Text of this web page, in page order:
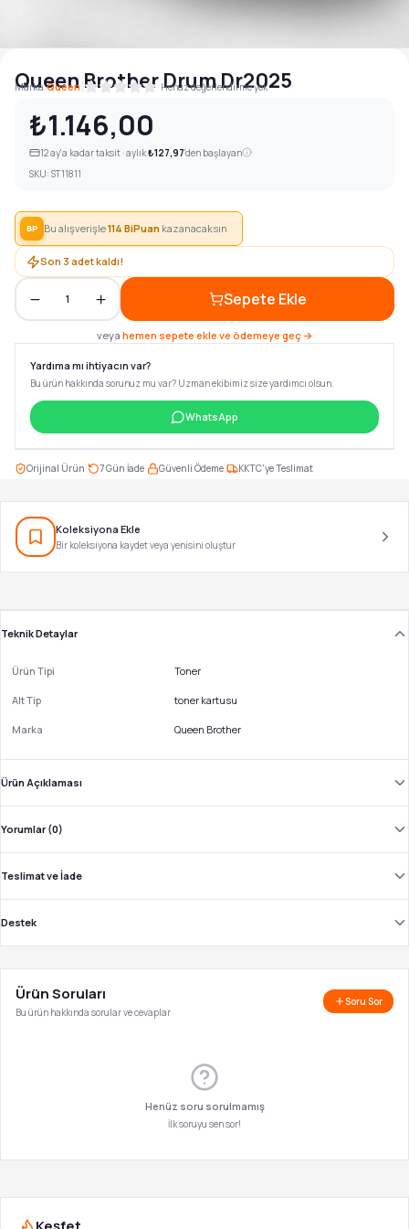
Queen Brother Drum Dr2025
Marka:Queen | Henüz değerlendirme yok
₺1.146,00
12ay'a kadar taksit · aylık₺127,97'den başlayan
SKU: ST11811
BP Bu alışverişle114 BiPuan kazanacaksın
Son 3 adet kaldı!
1 Sepete Ekle
veya hemen sepete ekle ve ödemeye geç →
Yardıma mı ihtiyacın var?
Bu ürün hakkında sorunuz mu var? Uzman ekibimiz size yardımcı olsun.
WhatsApp
Orijinal Ürün 7 Gün İade Güvenli Ödeme KKTC'ye Teslimat
Koleksiyona Ekle
Bir koleksiyona kaydet veya yenisini oluştur
Teknik Detaylar
Ürün Tipi Toner
Alt Tip toner kartusu
Marka Queen Brother
Ürün Açıklaması
Yorumlar (0)
Teslimat ve İade
Destek
Ürün Soruları
Bu ürün hakkında sorular ve cevaplar
Soru Sor
Henüz soru sorulmamış
İlk soruyu sen sor!